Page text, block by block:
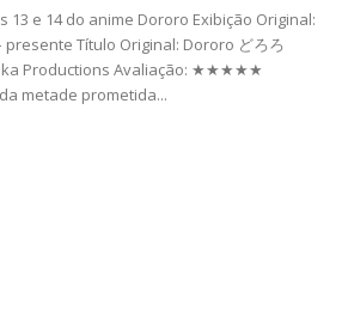
13 e 14 do anime Dororo Exibição Original:
presente Título Original: Dororo どろろ
Productions Avaliação: ★★★★★
metade prometida...